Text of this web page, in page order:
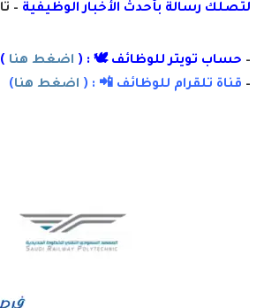
لتصلك رسالة بأحدث الأخبار الوظيفية –
– حساب تويتر للوظائف 🕊 : ( اضغط هنا )
– قناة تلقرام للوظائف 📲 : ( اضغط هنا)